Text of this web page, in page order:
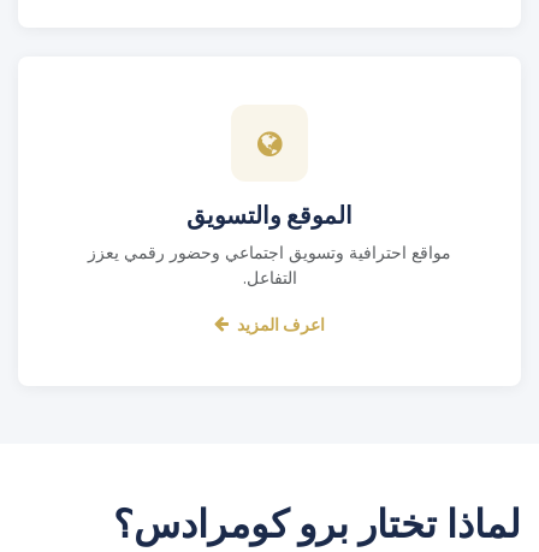
الموقع والتسويق
مواقع احترافية وتسويق اجتماعي وحضور رقمي يعزز
التفاعل.
اعرف المزيد
لماذا تختار برو كومرادس؟